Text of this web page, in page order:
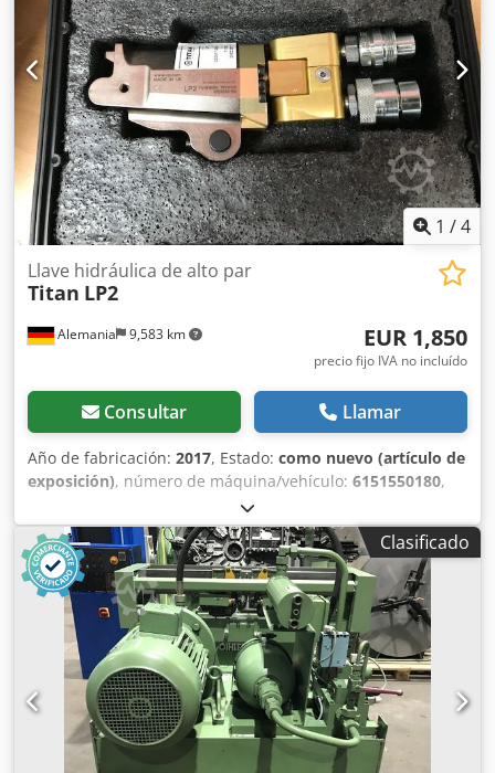
1 /4
Alemania 9,583 km
Llave hidráulica de alto par
Titan LP2
EUR 1,850
precio fijo IVA no incluído
Consultar Llamar
Año de fabricación: 2017, Estado: como nuevo (artículo de
exposición), número de máquina/vehículo: 6151550180,
Herramienta de demostración: atornillador hidráulico de
alto par LP2 de TITAN, sin cartucho de tornillos Rango de
par: de 363 a 2476 Nm Dsdpfx Ajdv Scfehbswa Salida:
compatible con cartuchos de tornillos (tamaño de llave SW
19 a SW 60) Los cartuchos de tornillos son opcionales y no
están incluidos en el suministro Peso: según el cartucho,
de 2,56 a 3,16 kg Longitud total con cartucho: 226,1 mm
Altura total: 31,8 mm Ventajas: -Conexión patentada de
ejes múltiples: manguera de movimiento libre,
posicionamiento multi de la manguera -Diseño plano: se
adapta fácilmente a todos los espacios reducidos -Dientes
de bloqueo de vía ancha únicos -Concepto modular
Clasificado